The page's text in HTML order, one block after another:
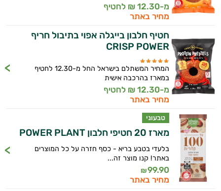
מ-12.30 ₪ לחטיף
מחיר באתר
חטיף חלבון בייגלה אפוי בתיבול חריף
CRISP POWER
המחיר המשתלם בישראל החל מ-12.30 לחטיף
במארז בהרכבה אישית
מ-12.30 ₪ לחטיף
מחיר באתר
טבעוני
מארז 20 חטיפי חלבון POWER PLANT
בלעדי בטבע בריא - כסף חזרה על כל המוצרים
באתר! קנו מוצר זה...
99.90
₪
מחיר באתר